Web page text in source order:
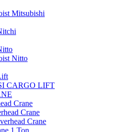
Mitsubishi
Nitto
CARGO LIFT
Crane
Crane
Crane
1 Ton